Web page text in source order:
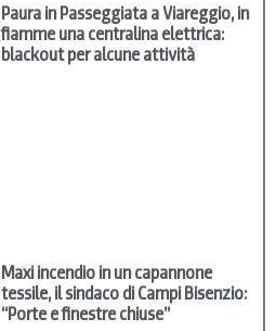
Paura in Passeggiata a Viareggio, in
fiamme una centralina elettrica:
blackout per alcune attività
Maxi incendio in un capannone
tessile, il sindaco di Campi Bisenzio:
“Porte e finestre chiuse”